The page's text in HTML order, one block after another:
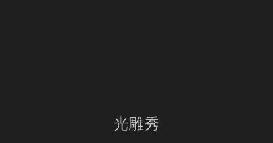
光雕秀